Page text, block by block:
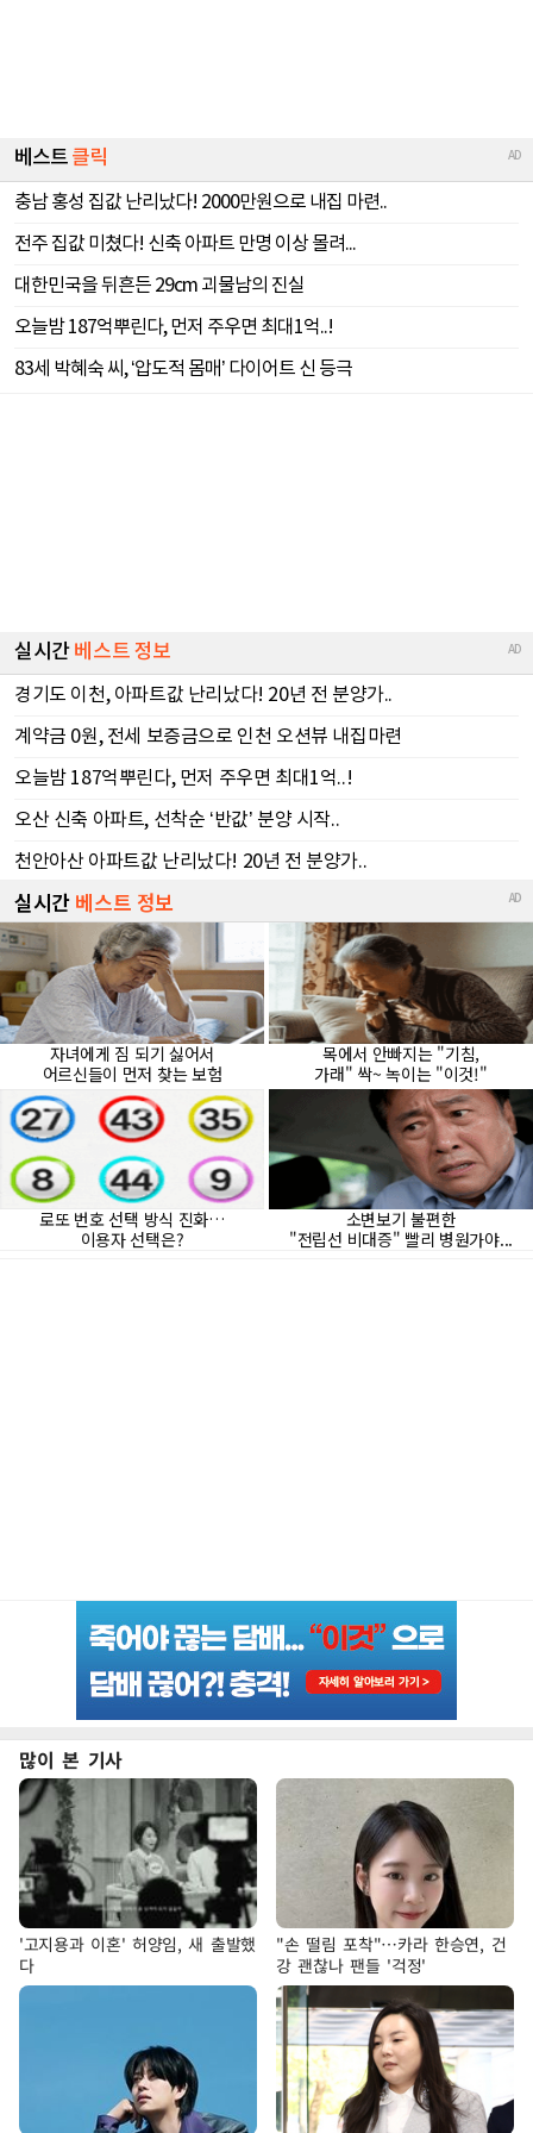
많이 본 기사
'고지용과 이혼' 허양임, 새 출발했
다
"손 떨림 포착"…카라 한승연, 건
강 괜찮나 팬들 '걱정'